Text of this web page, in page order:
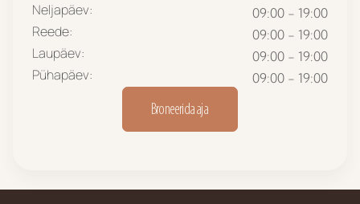
Neljapäev: 09:00 - 19:00
Reede: 09:00 - 19:00
Laupäev: 09:00 - 19:00
Pühapäev: 09:00 - 19:00
Broneerida aja